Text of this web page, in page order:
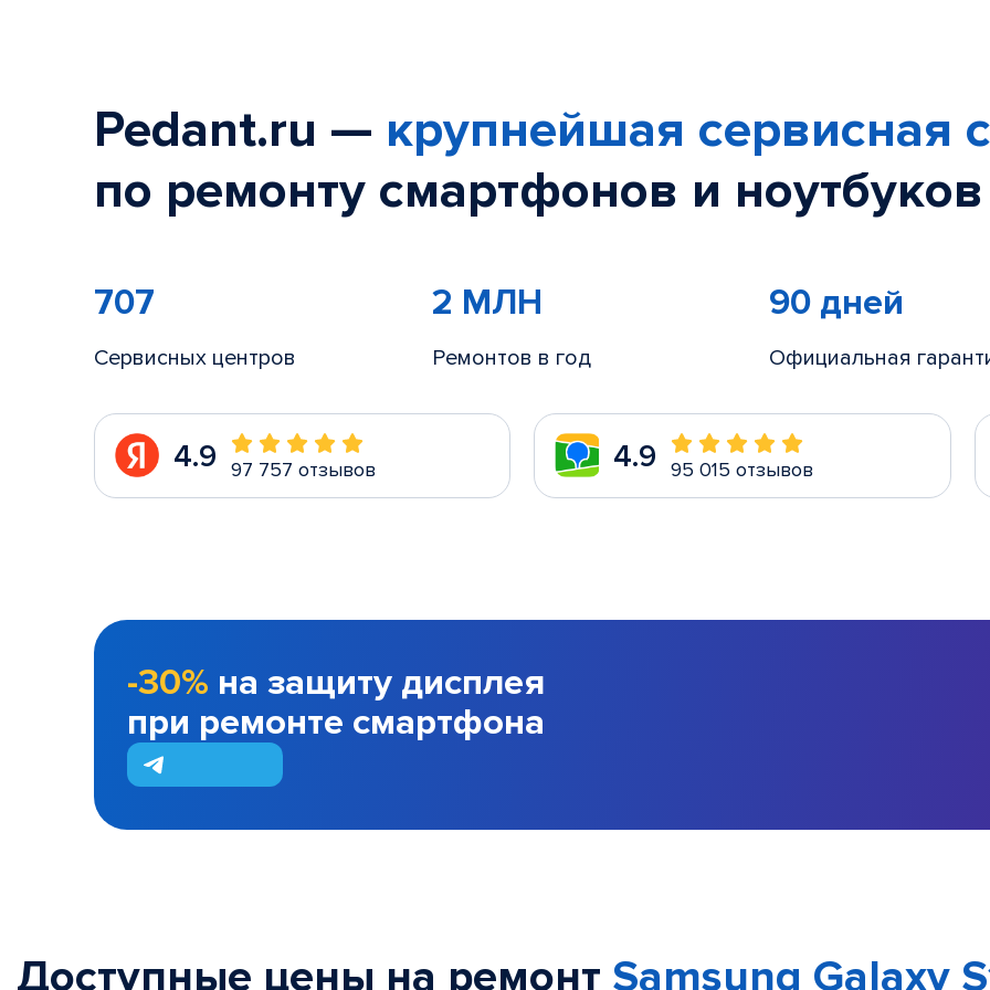
Pedant.ru — крупнейшая сервисная
по ремонту смартфонов и
707
Сервисных центров
2 МЛН
Ремонтов в год
90 дней
Официальная
4.9 97 757 отзывов 4.9 95 015 отзывов
-30% на защиту дисплея
при ремонте смартфона
Доступные цены на ремонт Samsung Galaxy